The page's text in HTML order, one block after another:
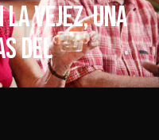
VEJEZ, UNA
DEL